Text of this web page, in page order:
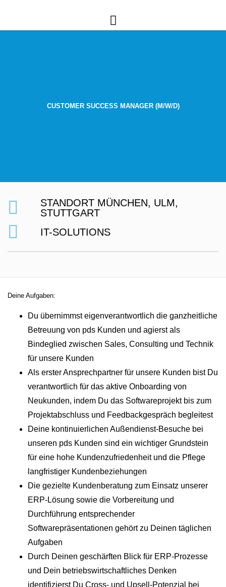
CUSTOMER SUCCESS MANAGER (M/W/D)
STANDORT MÜNCHEN, ULM,
STUTTGART
IT-SOLUTIONS
Deine Aufgaben:
Du übernimmst eigenverantwortlich die ganzheitliche
Betreuung von pds Kunden und agierst als
Bindeglied zwischen Sales, Consulting und Technik
für unsere Kunden
Als erster Ansprechpartner für unsere Kunden bist Du
verantwortlich für das aktive Onboarding von
Neukunden, indem Du das Softwareprojekt bis zum
Projektabschluss und Feedbackgespräch begleitest
Deine kontinuierlichen Außendienst-Besuche bei
unseren pds Kunden sind ein wichtiger Grundstein
für eine hohe Kundenzufriedenheit und die Pflege
langfristiger Kundenbeziehungen
Die gezielte Kundenberatung zum Einsatz unserer
ERP-Lösung sowie die Vorbereitung und
Durchführung entsprechender
Softwarepräsentationen gehört zu Deinen täglichen
Aufgaben
Durch Deinen geschärften Blick für ERP-Prozesse
und Dein betriebswirtschaftliches Denken
identifizierst Du Cross- und Upsell-Potenzial bei